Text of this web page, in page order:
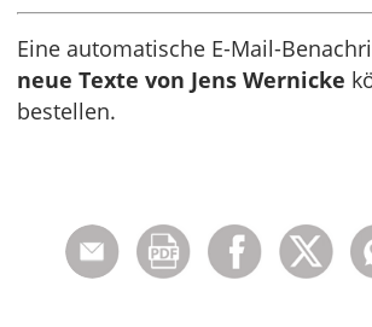
Eine automatische E-Mail-
neue Texte von Jens Wernicke
bestellen.